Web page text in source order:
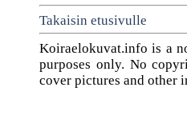
Takaisin etusivulle
Koiraelokuvat.info is a
purposes only. No
cover pictures and other